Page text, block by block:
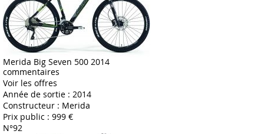
Merida Big Seven 500 2014
commentaires
Voir les offres
Année de sortie : 2014
Constructeur : Merida
Prix public : 999 €
N°92